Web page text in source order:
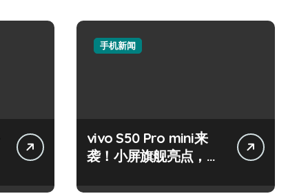
手机新闻
vivo S50 Pro mini来
袭！小屏旗舰亮点，代